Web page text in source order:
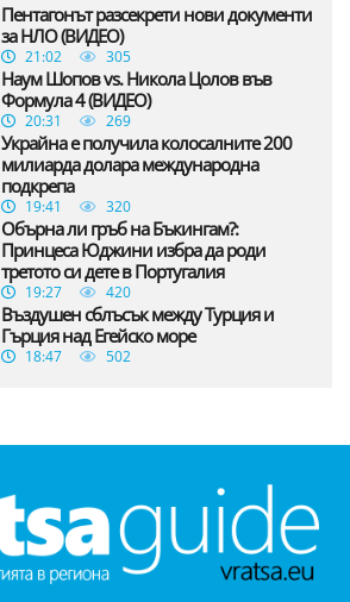
Пентагонът разсекрети нови документи
за НЛО (ВИДЕО)
21:02 305
Наум Шопов vs. Никола Цолов във
Формула 4 (ВИДЕО)
20:31 269
Украйна е получила колосалните 200
милиарда долара международна
подкрепа
19:41 320
Обърна ли гръб на Бъкингам?:
Принцеса Юджини избра да роди
третото си дете в Португалия
19:27 420
Въздушен сблъсък между Турция и
Гърция над Егейско море
18:47 502